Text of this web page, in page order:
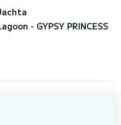
- GYPSY PRINCESS